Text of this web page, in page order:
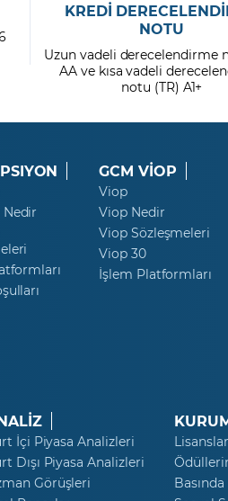
KREDİ
NOTU
Uzun vadeli derecelendirme
AA ve kısa vadeli
notu (TR) A1+
GCM VİOP
Viop
Viop Nedir
Viop Sözleşmeleri
Viop 30
İşlem Platformları
İçi Piyasa Analizleri
Dışı Piyasa Analizleri
Görüşleri